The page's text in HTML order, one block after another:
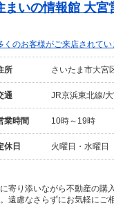
まいの情報館 大宮
くのお客様がご来店されて
所 さいたま市大宮
通 JR京浜東北線/
業時間 10時～19時
休日 火曜日・水曜日
寄り添いながら不動産の購
遠慮なさらずにお気軽にご